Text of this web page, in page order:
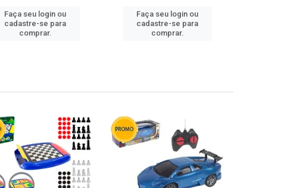
Faça seu login ou
cadastre-se para
comprar.
Faça seu login ou
cadastre-se para
comprar.